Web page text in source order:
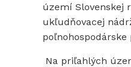
území Slovenskej
ukľudňovacej
poľnohospodárske
Na priľahlých